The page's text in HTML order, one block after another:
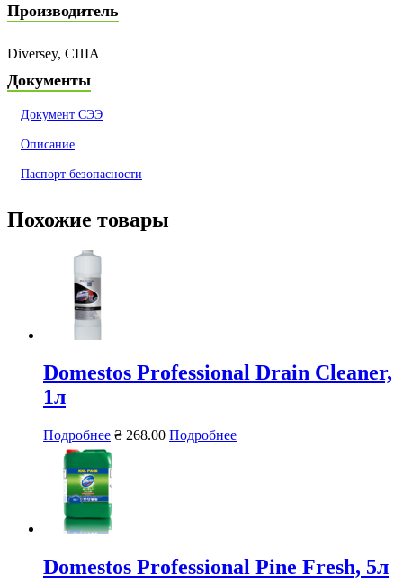
Производитель
Diversey, США
Документы
Документ СЭЭ
Описание
Паспорт безопасности
Похожие товары
Domestos Professional Drain Cleaner,
1л
Подробнее ₴ 268.00 Подробнее
Domestos Professional Pine Fresh, 5л